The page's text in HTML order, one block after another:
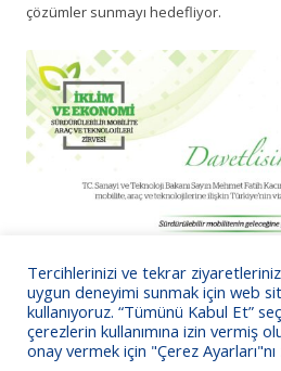
çözümler sunmayı hedefliyor.
Tercihlerinizi ve tekrar
uygun deneyimi sunmak için web
kullanıyoruz. “Tümünü Kabul Et”
çerezlerin kullanımına izin vermiş
onay vermek için "Çerez